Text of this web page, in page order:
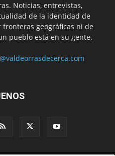
Noticias, entrevistas,
de la identidad de
geográficas ni de
pueblo está en su gente.